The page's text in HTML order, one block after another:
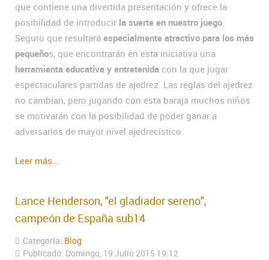
que contiene una divertida presentación y ofrece la
posibilidad de introducir la suerte en nuestro juego.
Seguro que resultará especialmente atractivo para los más
pequeños, que encontrarán en esta iniciativa una
herramienta educativa y entretenida con la que jugar
espectaculares partidas de ajedrez. Las reglas del ajedrez
no cambian, pero jugando con esta baraja muchos niños
se motivarán con la posibilidad de poder ganar a
adversarios de mayor nivel ajedrecístico.
Leer más...
Lance Henderson, "el gladiador sereno",
campeón de España sub14
Categoría: Blog
Publicado: Domingo, 19 Julio 2015 19:12